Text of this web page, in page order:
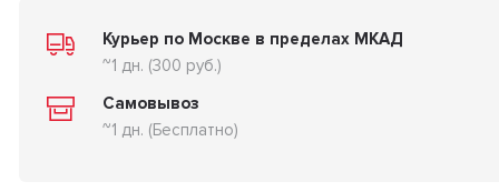
Курьер по Москве в пределах МКАД
~1 дн. (300 руб.)
Самовывоз
~1 дн. (Бесплатно)